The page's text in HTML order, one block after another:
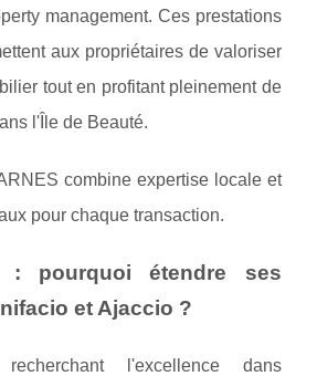
management. Ces prestations
aux propriétaires de valoriser
tout en profitant pleinement de
l'Île de Beauté.
combine expertise locale et
pour chaque transaction.
: pourquoi étendre ses
et Ajaccio ?
l'excellence dans